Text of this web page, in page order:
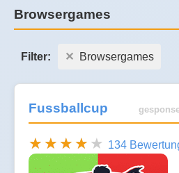
Browsergames
Filter: Browsergames
Fussballcup
134